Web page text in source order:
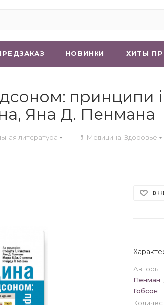
НОВИНКИ ХИТЫ
принципи
Яна Д. Пенмана
литература — 💊 Медицина. Здоровье
В
Авторы
Пенман
Гобсон